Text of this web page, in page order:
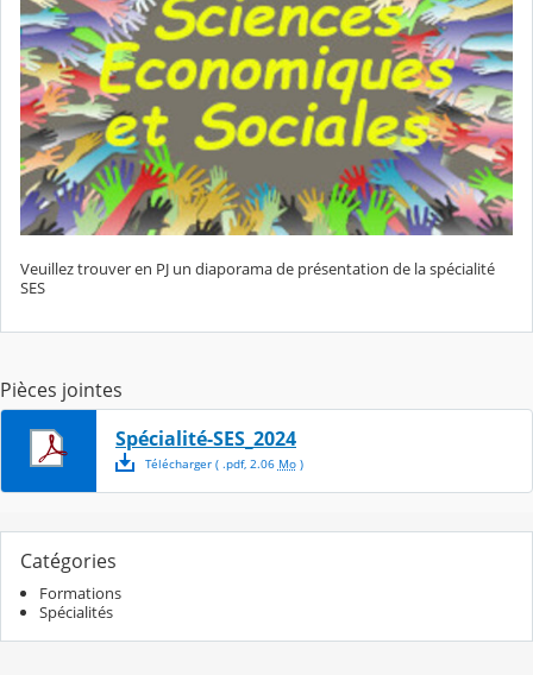
Veuillez trouver en PJ un diaporama de présentation de la spécialité
SES
Pièces jointes
Spécialité-SES_2024
Télécharger( .pdf, 2.06 Mo)
Catégories
Formations
Spécialités